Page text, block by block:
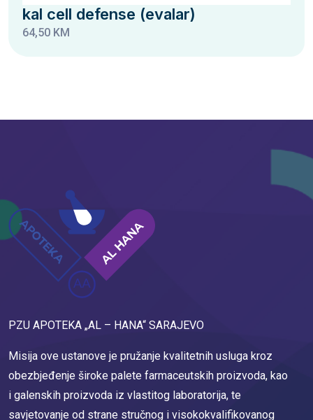
kal cell defense (evalar)
64,50 KM
PZU APOTEKA „AL – HANA“ SARAJEVO
Misija ove ustanove je pružanje kvalitetnih usluga kroz
obezbjeđenje široke palete farmaceutskih proizvoda, kao
i galenskih proizvoda iz vlastitog laboratorija, te
savjetovanje od strane stručnog i visokokvalifikovanog